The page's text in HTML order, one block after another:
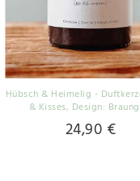
Hübsch & Heimelig -
& Kisses, Design:
24,90 €